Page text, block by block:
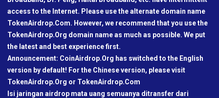
access to the Internet. Please use the alternate domain name
TokenAirdrop.Com. However, we recommend that you use the
TokenAirdrop.Org domain name as much as possible. We put
the latest and best experience first.
Announcement: CoinAirdrop.Org has switched to the English
version by default! For the Chinese version, please visit
TokenAirdrop.Org or TokenAirdrop.Com
Isi jaringan airdrop mata uang semuanya ditransfer dari